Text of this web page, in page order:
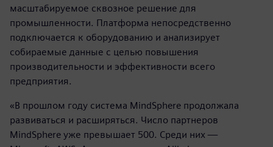
масштабируемое сквозное решение для
промышленности. Платформа непосредственно
подключается к оборудованию и анализирует
собираемые данные с целью повышения
производительности и эффективности всего
предприятия.
«В прошлом году система MindSphere продолжала
развиваться и расширяться. Число партнеров
MindSphere уже превышает 500. Среди них —